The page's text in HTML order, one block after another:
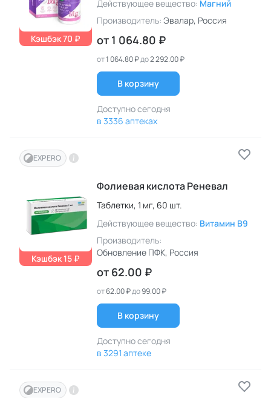
Кэшбэк 70 ₽
Действующее вещество: Магний
Производитель: Эвалар, Россия
от 1 064.80 ₽
от1 064.80 ₽до2 292.00 ₽
В корзину
Доступно сегодня
в 3336 аптеках
EXPERO
Кэшбэк 15 ₽
Фолиевая кислота Реневал
Таблетки, 1 мг, 60 шт.
Действующее вещество: Витамин B9
Производитель:
Обновление ПФК, Россия
от 62.00 ₽
от62.00 ₽до99.00 ₽
В корзину
Доступно сегодня
в 3291 аптеке
EXPERO